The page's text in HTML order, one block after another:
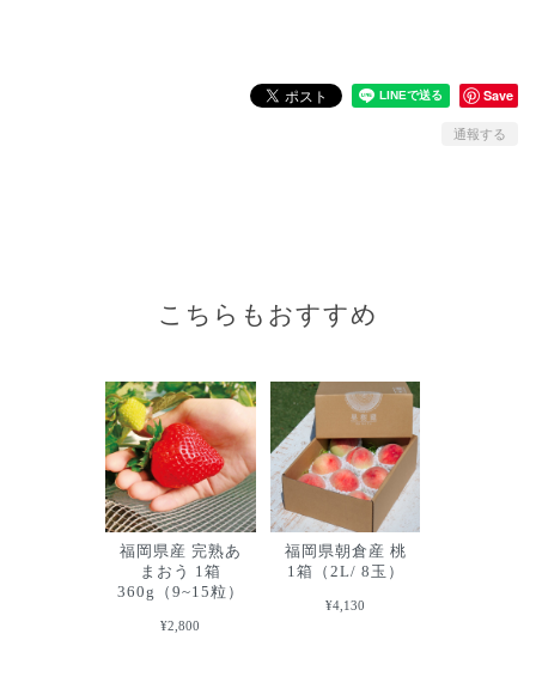
Save
通報する
こちらもおすすめ
福岡県産 完熟あ
まおう 1箱
360g（9~15粒）
¥2,800
福岡県朝倉産 桃
1箱（2L/ 8玉）
¥4,130